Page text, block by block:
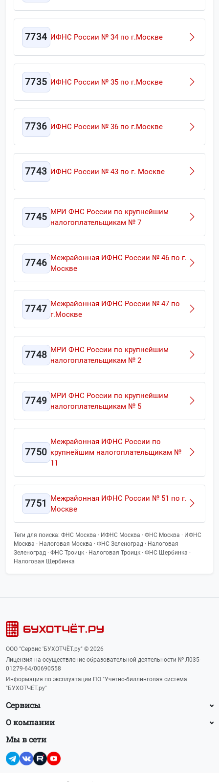
7734 ИФНС России № 34 по г.Москве
7735 ИФНС России № 35 по г.Москве
7736 ИФНС России № 36 по г.Москве
7743 ИФНС России № 43 по г. Москве
7745 МРИ ФНС России по крупнейшим
налогоплательщикам № 7
7746 Межрайонная ИФНС России № 46 по г.
Москве
7747 Межрайонная ИФНС России № 47 по
г.Москве
7748 МРИ ФНС России по крупнейшим
налогоплательщикам № 2
7749 МРИ ФНС России по крупнейшим
налогоплательщикам № 5
7750
Межрайонная ИФНС России по
крупнейшим налогоплательщикам №
11
7751 Межрайонная ИФНС России № 51 по г.
Москве
Теги для поиска: ФНС Москва · ИФНС Москва · ФНС Москва · ИФНС
Москва · Налоговая Москва · ФНС Зеленоград · Налоговая
Зеленоград · ФНС Троицк · Налоговая Троицк · ФНС Щербинка ·
Налоговая Щербинка
ООО "Сервис 'БУХОТЧЁТ.ру" © 2026
Лицензия на осуществление образовательной деятельности № Л035-
01279-64/00690558
Информация по эксплуатации ПО "Учетно-биллинговая система
"БУХОТЧЁТ.ру"
Сервисы
О компании
Мы в сети